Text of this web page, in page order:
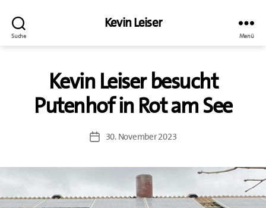
Suche
Kevin Leiser
Menü
Kevin Leiser besucht
Putenhof in Rot am See
Beitragsdatum
30. November 2023